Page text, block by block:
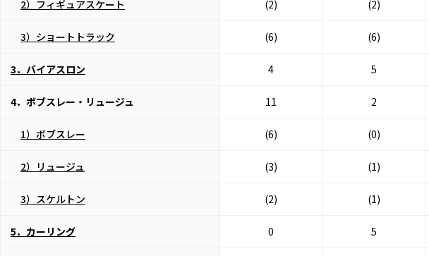
2）フィギュアスケート (2) (2)
3）ショートトラック (6) (6)
3．バイアスロン 4 5
4．ボブスレー・リュージュ 11 2
1）ボブスレー (6) (0)
2）リュージュ (3) (1)
3）スケルトン (2) (1)
5．カーリング 0 5